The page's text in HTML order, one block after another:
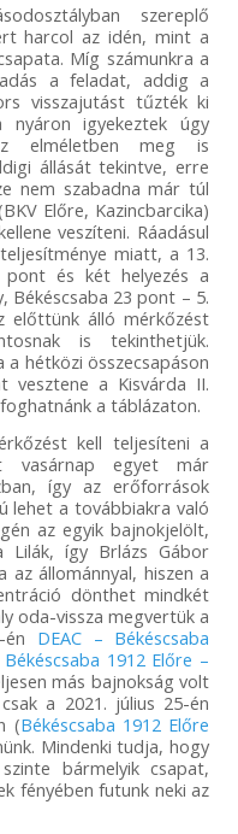
szereplő
harcol az idén, mint a
Míg számunkra a
a feladat, addig a
visszajutást tűzték ki
nyáron igyekeztek úgy
elméletben meg is
állását tekintve, erre
nem szabadna már túl
Előre, Kazincbarcika)
veszíteni. Ráadásul
miatt, a 13.
és két helyezés a
Békéscsaba 23 pont – 5.
előttünk álló mérkőzést
is tekinthetjük.
a hétközi összecsapáson
vesztene a Kisvárda II.
a táblázaton.
kell teljesíteni a
vasárnap egyet már
így az erőforrások
lehet a továbbiakra való
az egyik bajnokjelölt,
Lilák, így Brlázs Gábor
az állománnyal, hiszen a
dönthet mindkét
oda-vissza megvertük a
DEAC – Békéscsaba
Békéscsaba 1912 Előre –
más bajnokság volt
a 2021. július 25-én
(Békéscsaba 1912 Előre
Mindenki tudja, hogy
bármelyik csapat,
fényében futunk neki az